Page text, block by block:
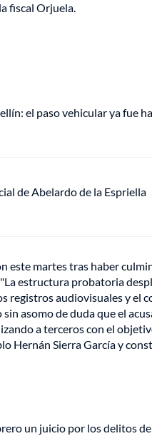
fiscal Orjuela.
el paso vehicular ya fue
de Abelardo de la Espriella
este martes tras haber
estructura probatoria
registros audiovisuales y el
asomo de duda que el
a terceros con el
Hernán Sierra García y
un juicio por los delitos